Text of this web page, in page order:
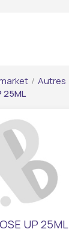
/ Autres
25ML
UP 25ML